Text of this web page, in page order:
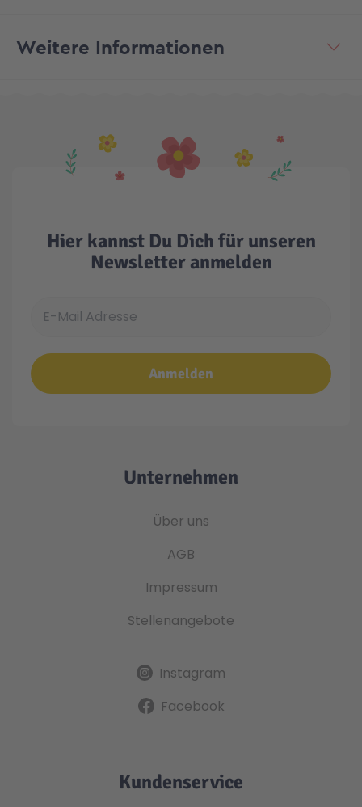
Weitere Informationen
Hier kannst Du Dich für unseren
Newsletter anmelden
Anmelden
Unternehmen
Über uns
AGB
Impressum
Stellenangebote
Instagram
Facebook
Kundenservice